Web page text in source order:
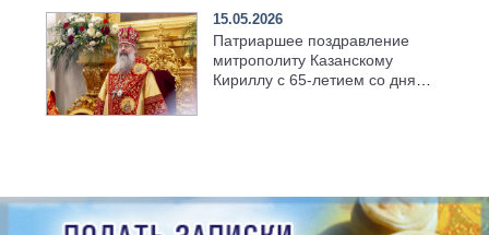
15.05.2026
Патриаршее поздравление
митрополиту Казанскому
Кириллу с 65-летием со дня